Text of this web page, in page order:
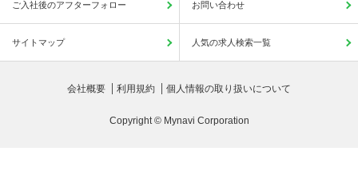
ご入社後のアフターフォロー お問い合わせ
サイトマップ 人気の求人検索一覧
会社概要 利用規約 個人情報の取り扱いについて
Copyright © Mynavi Corporation